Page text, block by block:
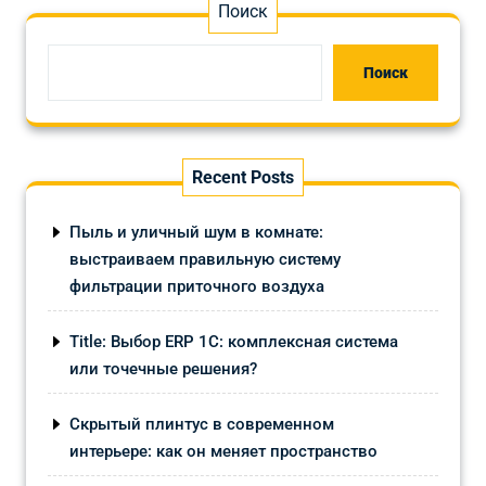
Поиск
Поиск
Recent Posts
Пыль и уличный шум в комнате:
выстраиваем правильную систему
фильтрации приточного воздуха
Title: Выбор ERP 1С: комплексная система
или точечные решения?
Скрытый плинтус в современном
интерьере: как он меняет пространство